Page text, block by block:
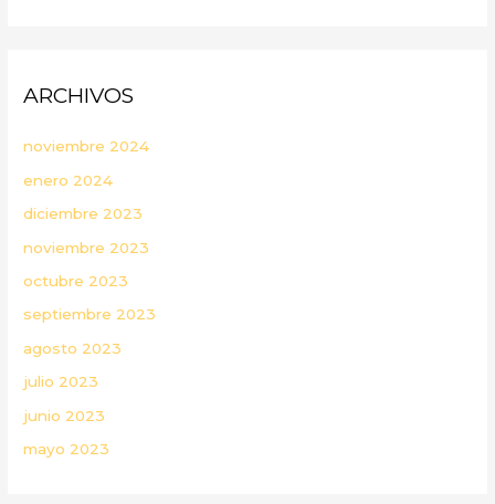
ARCHIVOS
noviembre 2024
enero 2024
diciembre 2023
noviembre 2023
octubre 2023
septiembre 2023
agosto 2023
julio 2023
junio 2023
mayo 2023